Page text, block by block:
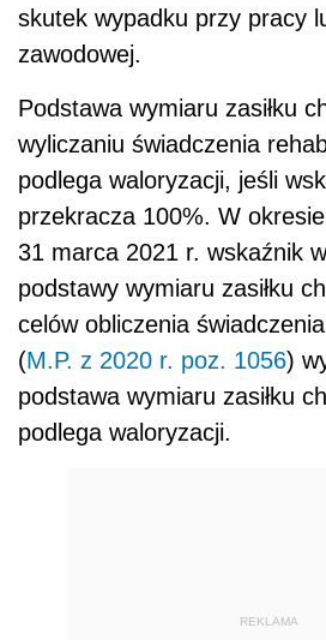
skutek wypadku przy pracy
zawodowej.
Podstawa wymiaru zasiłku
wyliczaniu świadczenia
podlega waloryzacji, jeśli
przekracza 100%. W
31 marca 2021 r. wskaźnik
podstawy wymiaru zasiłku
celów obliczenia
(M.P. z 2020 r. poz. 1056)
podstawa wymiaru zasiłku
podlega waloryzacji.
REKLAMA